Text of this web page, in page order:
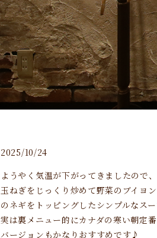
2025/10/24
ようやく気温が下がってきましたので
玉ねぎをじっくり炒めて野菜のブイヨ
のネギをトッピングしたシンプルなス
実は裏メニュー的にカナダの寒い朝定
バージョンもかなりおすすめです♪